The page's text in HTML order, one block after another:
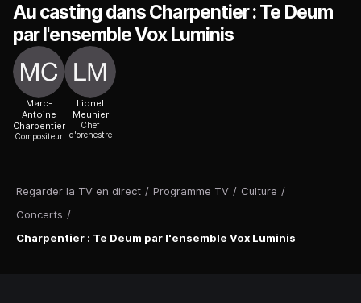
Regarder la TV en direct / Programme TV / Culture /
Concerts /
Charpentier : Te Deum par l'ensemble Vox Luminis
Au casting dans Charpentier : Te Deum
par l'ensemble Vox Luminis
Marc-
Antoine
Charpentier
Compositeur
Lionel
Meunier
Chef
d'orchestre